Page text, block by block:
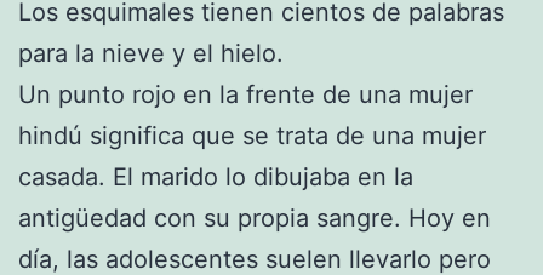
Los esquimales tienen cientos de palabras
para la nieve y el hielo.
Un punto rojo en la frente de una mujer
hindú significa que se trata de una mujer
casada. El marido lo dibujaba en la
antigüedad con su propia sangre. Hoy en
día, las adolescentes suelen llevarlo pero